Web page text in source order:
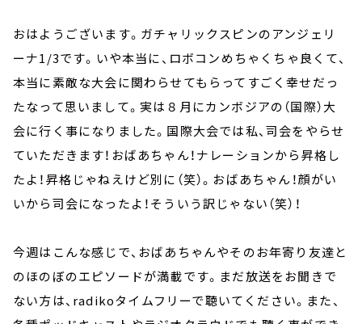
おはようございます。ガチャリックスピンのアンジェリ
ーナ1/3です。いや本当に、ロボコンめちゃくちゃ良くて、
本当に素敵な大会に関わらせてもらってすごく幸せだっ
たなって思いまして。実は８月にカンボジアの（国際）大
会に行く事になりました。国際大会では私、司会をやらせ
ていただきます！おばあちゃん！ナレーションから昇格し
たよ！昇格じゃねえけど別に（笑）。おばあちゃん！顔がい
いから司会になったよ！そういう訳じゃない（笑）！
今週はこんな感じで、おばあちゃんやそのお年寄り友達と
のほのぼのエピソードが満載です。まだ放送をお聞きで
ない方は、radikoタイムフリーで聴いてください。また、